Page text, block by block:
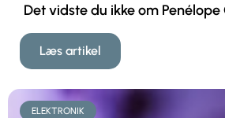
Det vidste du ikke om Penélope
Læs artikel
ELEKTRONIK